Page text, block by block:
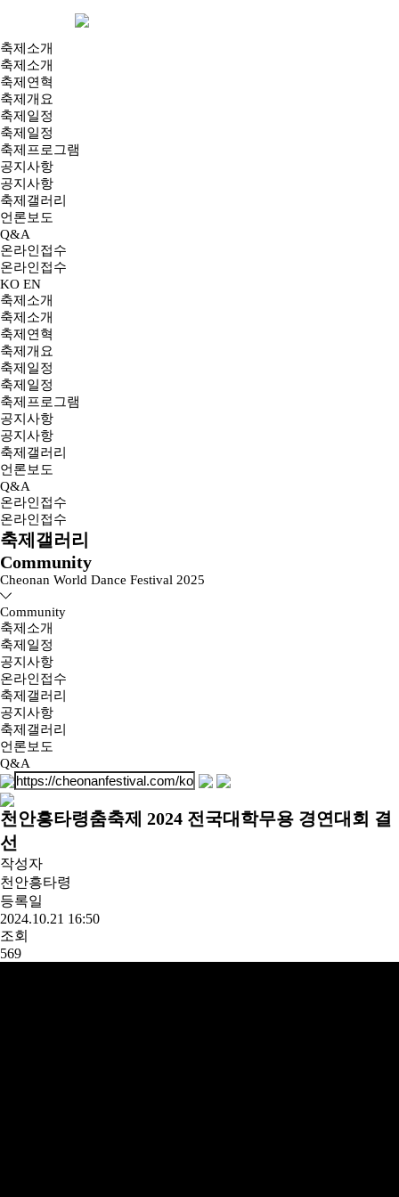
축제소개
축제소개
축제연혁
축제개요
축제일정
축제일정
축제프로그램
공지사항
공지사항
축제갤러리
언론보도
Q&A
온라인접수
온라인접수
KO EN
축제소개
축제소개
축제연혁
축제개요
축제일정
축제일정
축제프로그램
공지사항
공지사항
축제갤러리
언론보도
Q&A
온라인접수
온라인접수
축제갤러리
Community
Cheonan World Dance Festival 2025
Community
축제소개
축제일정
공지사항
온라인접수
축제갤러리
공지사항
축제갤러리
언론보도
Q&A
천안흥타령춤축제 2024 전국대학무용 경연대회 결
선
작성자
천안흥타령
등록일
2024.10.21 16:50
조회
569